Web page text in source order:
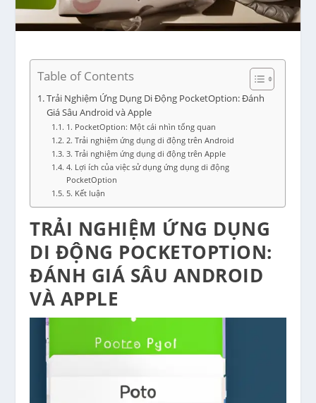
Table of Contents
Trải Nghiệm Ứng Dụng Di Động PocketOption: Đánh
Giá Sâu Android và Apple
1. PocketOption: Một cái nhìn tổng quan
2. Trải nghiệm ứng dụng di động trên Android
3. Trải nghiệm ứng dụng di động trên Apple
4. Lợi ích của việc sử dụng ứng dụng di động
PocketOption
5. Kết luận
TRẢI NGHIỆM ỨNG DỤNG
DI ĐỘNG POCKETOPTION:
ĐÁNH GIÁ SÂU ANDROID
VÀ APPLE